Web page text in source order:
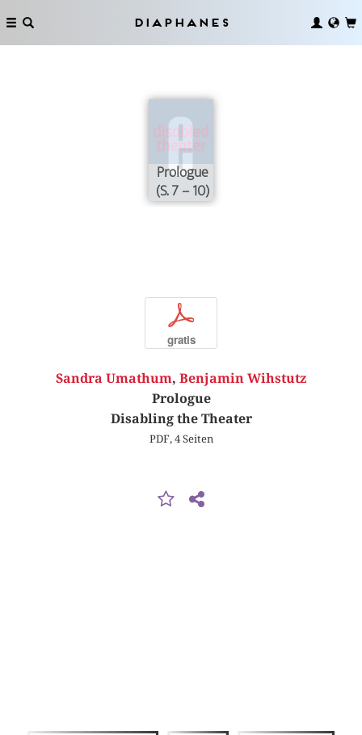
Diaphanes
Prologue
(S. 7 – 10)
p
gratis
Sandra Umathum, Benjamin Wihstutz
Prologue
Disabling the Theater
PDF, 4 Seiten